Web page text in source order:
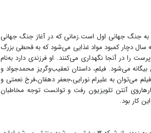
به جنگ جهانی اول است.زمانی که در آغاز جنگ جهانی
سال دچار کمبود مواد غذایی می‌شود که به قحطی بزرگ
را در آنجا نگهداری می‌کنند. او فرزندی دارد به‌نام
بیگانه می‌شود. فیلم، داستان تعقیب‌وگریز محمدجواد و
می‌توان به علیرام نورایی،جعفر دهقان،فرخ نعمتی و
اکران شداما بعد ازآن،بارهاروی آنتن تلویزیون رفت و توانست توجه مخاطبان
کار بود.